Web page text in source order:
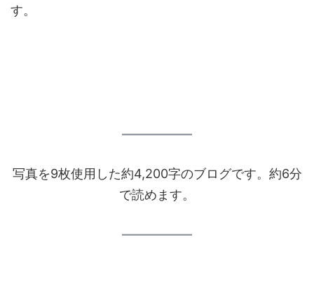
す。
写真を9枚使用した約4,200字のブログです。約6分
で読めます。